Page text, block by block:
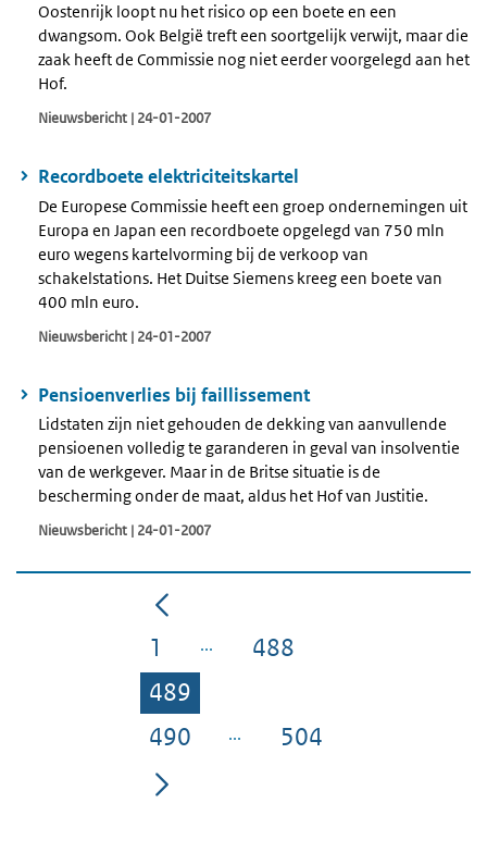
Oostenrijk loopt nu het risico op een boete en een
dwangsom. Ook België treft een soortgelijk verwijt, maar die
zaak heeft de Commissie nog niet eerder voorgelegd aan het
Hof.
Nieuwsbericht | 24-01-2007
Recordboete elektriciteitskartel
De Europese Commissie heeft een groep ondernemingen uit
Europa en Japan een recordboete opgelegd van 750 mln
euro wegens kartelvorming bij de verkoop van
schakelstations. Het Duitse Siemens kreeg een boete van
400 mln euro.
Nieuwsbericht | 24-01-2007
Pensioenverlies bij faillissement
Lidstaten zijn niet gehouden de dekking van aanvullende
pensioenen volledig te garanderen in geval van insolventie
van de werkgever. Maar in de Britse situatie is de
bescherming onder de maat, aldus het Hof van Justitie.
Nieuwsbericht | 24-01-2007
Pagina
1 Pagina
488
Pagina
489
Pagina
490 Pagina
504